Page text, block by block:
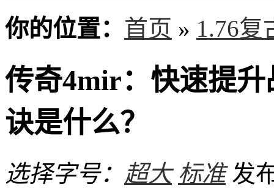
你的位置： 首页 » 1.76复
传奇4mir：快速提
诀是什么？
选择字号： 超大 标准 发